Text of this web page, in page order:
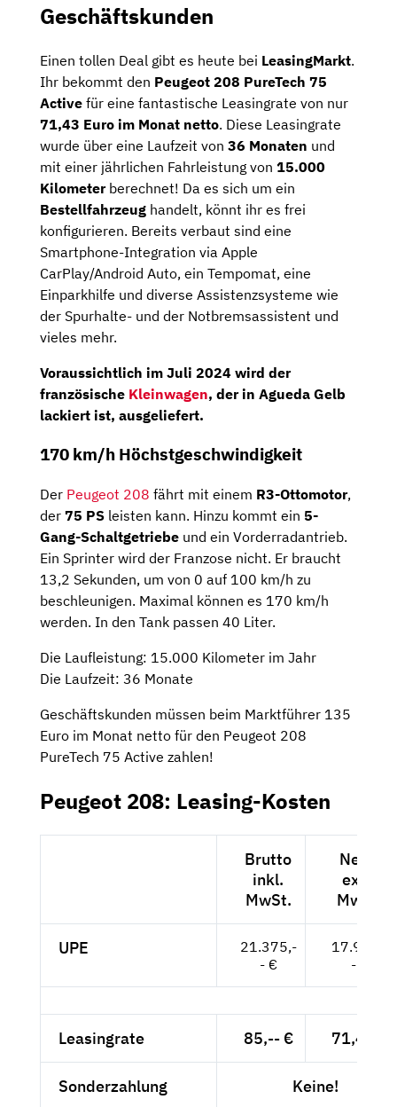
Geschäftskunden
Einen tollen Deal gibt es heute bei LeasingMarkt.
Ihr bekommt den Peugeot 208 PureTech 75
Active für eine fantastische Leasingrate von nur
71,43 Euro im Monat netto. Diese Leasingrate
wurde über eine Laufzeit von 36 Monaten und
mit einer jährlichen Fahrleistung von 15.000
Kilometer berechnet! Da es sich um ein
Bestellfahrzeug handelt, könnt ihr es frei
konfigurieren. Bereits verbaut sind eine
Smartphone-Integration via Apple
CarPlay/Android Auto, ein Tempomat, eine
Einparkhilfe und diverse Assistenzsysteme wie
der Spurhalte- und der Notbremsassistent und
vieles mehr.
Voraussichtlich im Juli 2024 wird der
französische Kleinwagen, der in Agueda Gelb
lackiert ist, ausgeliefert.
170 km/h Höchstgeschwindigkeit
Der Peugeot 208 fährt mit einem R3-Ottomotor,
der 75 PS leisten kann. Hinzu kommt ein 5-
Gang-Schaltgetriebe und ein Vorderradantrieb.
Ein Sprinter wird der Franzose nicht. Er braucht
13,2 Sekunden, um von 0 auf 100 km/h zu
beschleunigen. Maximal können es 170 km/h
werden. In den Tank passen 40 Liter.
Die Laufleistung: 15.000 Kilometer im Jahr
Die Laufzeit: 36 Monate
Geschäftskunden müssen beim Marktführer 135
Euro im Monat netto für den Peugeot 208
PureTech 75 Active zahlen!
Peugeot 208: Leasing-Kosten
Brutto
inkl.
MwSt.
Netto
exkl.
MwSt.
UPE
21.375,-
- €
17.962,-
- €
Leasingrate 85,-- € 71,43 €
Sonderzahlung Keine!